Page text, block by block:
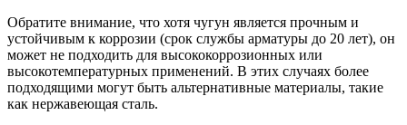
Обратите внимание, что хотя чугун является прочным и
устойчивым к коррозии (срок службы арматуры до 20 лет), он
может не подходить для высококоррозионных или
высокотемпературных применений. В этих случаях более
подходящими могут быть альтернативные материалы, такие
как нержавеющая сталь.